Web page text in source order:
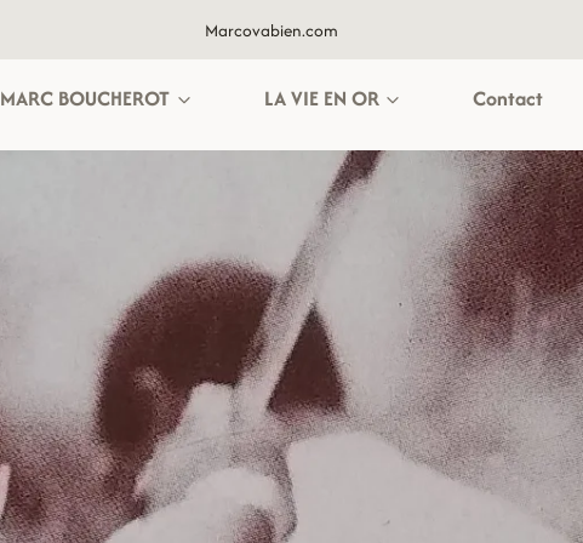
Marcovabien.com
MARC BOUCHEROT LA VIE EN OR Contact